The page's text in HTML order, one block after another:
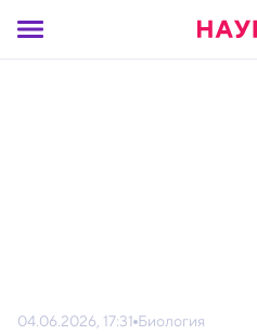
04.06.2026, 17:31 Биология